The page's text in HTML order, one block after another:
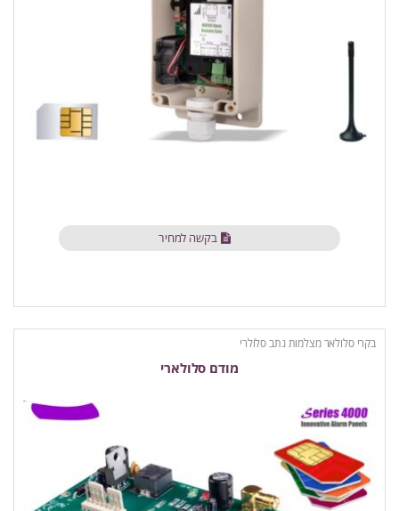
בקשה למחיר
בקרי סלולאר מצלמות נתב סלולרי
מודם סלולארי